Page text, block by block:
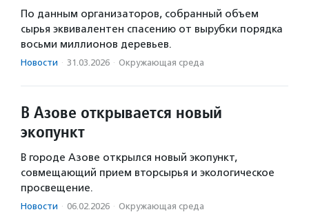
По данным организаторов, собранный объем
сырья эквивалентен спасению от вырубки порядка
восьми миллионов деревьев.
Новости · 31.03.2026 · Окружающая среда
В Азове открывается новый
экопункт
В городе Азове открылся новый экопункт,
совмещающий прием вторсырья и экологическое
просвещение.
Новости · 06.02.2026 · Окружающая среда